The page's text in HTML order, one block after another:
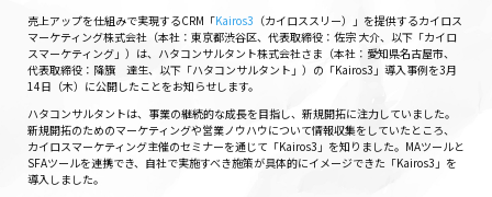
売上アップを仕組みで実現するCRM「Kairos3 （カイロススリー）」を提供するカイロス
マーケティング株式会社（本社：東京都渋谷区、代表取締役：佐宗 大介、以下「カイロ
スマーケティング」）は、ハタコンサルタント株式会社さま（本社：愛知県名古屋市、
代表取締役：降籏 達生、以下「ハタコンサルタント」）の「Kairos3」導入事例を3月
14日（木）に公開したことをお知らせします。
ハタコンサルタントは、事業の継続的な成長を目指し、新規開拓に注力していました。
新規開拓のためのマーケティングや営業ノウハウについて情報収集をしていたところ、
カイロスマーケティング主催のセミナーを通じて「Kairos3」を知りました。MAツールと
SFAツールを連携でき、自社で実施すべき施策が具体的にイメージできた「Kairos3」を
導入しました。